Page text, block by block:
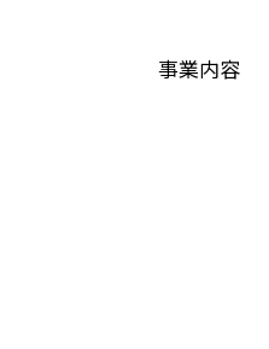
事業内容